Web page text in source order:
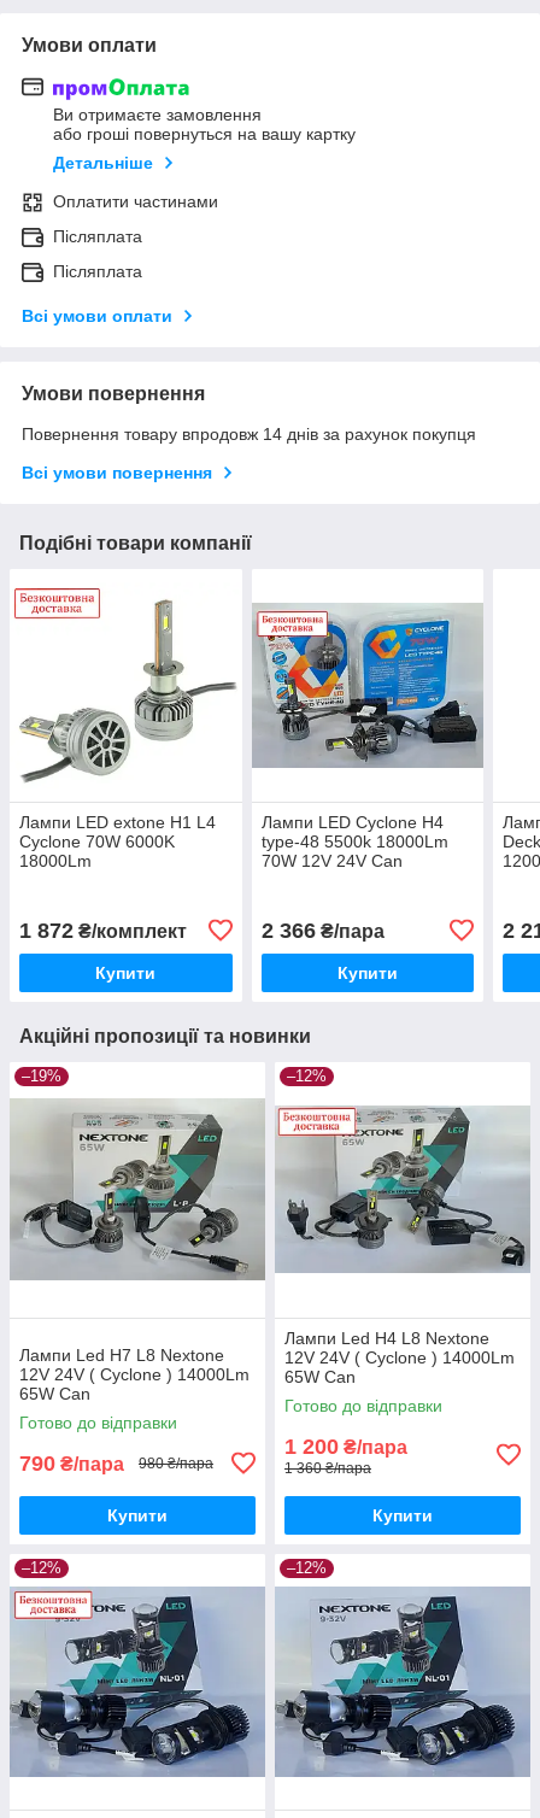
Умови оплати
Ви отримаєте замовлення
або гроші повернуться на вашу картку
Детальніше
Оплатити частинами
Післяплата
Післяплата
Всі умови оплати
Умови повернення
Повернення товару впродовж 14 днів за рахунок покупця
Всі умови повернення
Подібні товари компанії
Лампи LED extone H1 L4
Cyclone 70W 6000K
18000Lm
1 872 ₴/комплект
Купити
Лампи LED Cyclone H4
type-48 5500k 18000Lm
70W 12V 24V Can
2 366₴/пара
Купити
2
Акційні пропозиції та новинки
–19%
Лампи Led H7 L8 Nextone
12V 24V ( Cyclone ) 14000Lm
65W Can
Готово до відправки
790 ₴/пара 980 ₴/пара
Купити
–12%
Лампи Led H4 L8 Nextone
12V 24V ( Cyclone ) 14000Lm
65W Can
Готово до відправки
1 200 ₴/пара
1 360 ₴/пара
Купити
–12% –12%